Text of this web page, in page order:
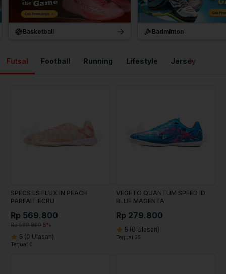
Basketball Badminton
Futsal Football Running Lifestyle Jersey
SPECS LS FLUX IN PEACH
PARFAIT ECRU
Rp 569.800
Rp 599.800 5%
5 (0 Ulasan)
Terjual 0
VEGETO QUANTUM SPEED ID
BLUE MAGENTA
Rp 279.800
5 (0 Ulasan)
Terjual 25